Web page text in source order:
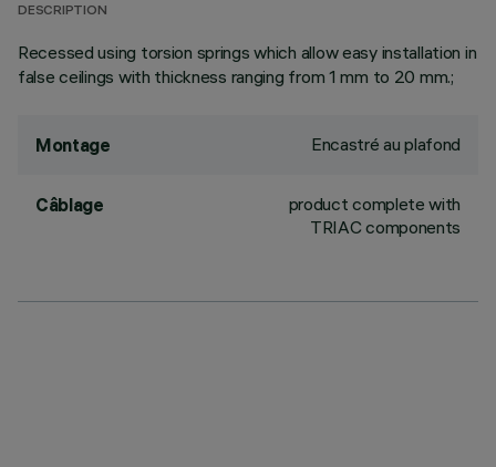
DESCRIPTION
Recessed using torsion springs which allow easy installation in
false ceilings with thickness ranging from 1 mm to 20 mm.;
Montage Encastré au plafond
Câblage
product complete with
TRIAC components